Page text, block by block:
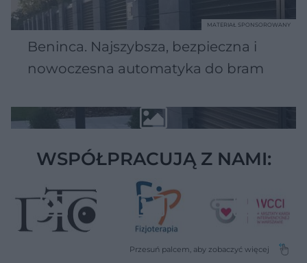
Beninca. Najszybsza, bezpieczna i
nowoczesna automatyka do bram
MATERIAŁ SPONSOROWANY
WSPÓŁPRACUJĄ Z NAMI: